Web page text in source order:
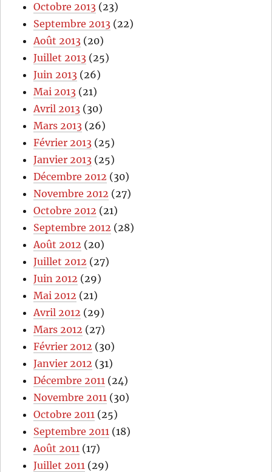
Octobre 2013 (23)
Septembre 2013 (22)
Août 2013 (20)
Juillet 2013 (25)
Juin 2013 (26)
Mai 2013 (21)
Avril 2013 (30)
Mars 2013 (26)
Février 2013 (25)
Janvier 2013 (25)
Décembre 2012 (30)
Novembre 2012 (27)
Octobre 2012 (21)
Septembre 2012 (28)
Août 2012 (20)
Juillet 2012 (27)
Juin 2012 (29)
Mai 2012 (21)
Avril 2012 (29)
Mars 2012 (27)
Février 2012 (30)
Janvier 2012 (31)
Décembre 2011 (24)
Novembre 2011 (30)
Octobre 2011 (25)
Septembre 2011 (18)
Août 2011 (17)
Juillet 2011 (29)